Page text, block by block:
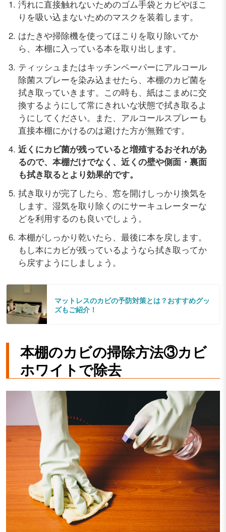
汚れに直接触れないためのゴム手袋とカビやほこ
りを吸い込まないためのマスクを装着します。
はたきや掃除機を使ってほこりを取り除いてか
ら、本棚に入っている本を取り出します。
ティッシュまたはキッチンペーパーにアルコール
除菌スプレーを染み込ませたら、本棚のカビ菌を
拭き取っていきます。この時も、紙はこまめに交
換するようにして常にきれいな状態で拭き取るよ
うにしてください。また、アルコールスプレーも
直接本棚にかけるのは避けた方が無難です。
近くにカビ菌が残っていると増殖するおそれがあ
るので、本棚だけでなく、近くの壁や側面・裏面
も拭き取るとより効果的です。
拭き取りが完了したら、窓を開けしっかり換気を
します。湿気を取り除くのにサーキュレーターな
どを利用するのも良いでしょう。
本棚がしっかり乾いたら、最後に本を戻します。
もし本にカビが残っているようなら拭き取ってか
ら戻すようにしましょう。
マットレスのカビの予防対策とは？おすすめグッ
ズもご紹介！
本棚のカビの掃除方法③カビ
ホワイトで除去